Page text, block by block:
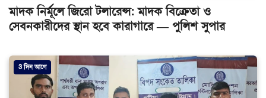
মাদক নির্মূলে জিরো টলারেন্স: মাদক বিক্রেতা ও
সেবনকারীদের স্থান হবে কারাগারে — পুলিশ সুপার
3 দিন আগে